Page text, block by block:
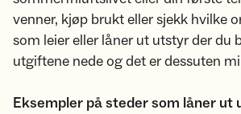
venner, kjøp brukt eller sjekk hvilke
som leier eller låner ut utstyr der du
utgiftene nede og det er dessuten
Eksempler på steder som låner